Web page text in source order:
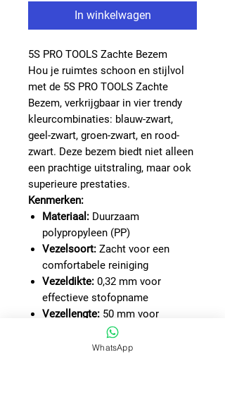
In winkelwagen
5S PRO TOOLS Zachte Bezem
Hou je ruimtes schoon en stijlvol
met de 5S PRO TOOLS Zachte
Bezem, verkrijgbaar in vier trendy
kleurcombinaties: blauw-zwart,
geel-zwart, groen-zwart, en rood-
zwart. Deze bezem biedt niet alleen
een prachtige uitstraling, maar ook
superieure prestaties.
Kenmerken:
Materiaal: Duurzaam
polypropyleen (PP)
Vezelsoort: Zacht voor een
comfortabele reiniging
Vezeldikte: 0,32 mm voor
effectieve stofopname
Vezellengte: 50 mm voor
grondige reiniging
Vezelmateriaal:Hoogwaardige
WhatsApp